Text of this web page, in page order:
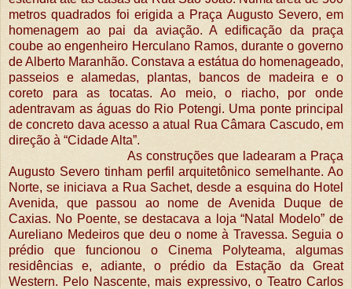
metros quadrados foi erigida a Praça Augusto Severo, em
homenagem ao pai da aviação. A edificação da praça
coube ao engenheiro Herculano Ramos, durante o governo
de Alberto Maranhão. Constava a estátua do homenageado,
passeios e alamedas, plantas, bancos de madeira e o
coreto para as tocatas. Ao meio, o riacho, por onde
adentravam as águas do Rio Potengi. Uma ponte principal
de concreto dava acesso a atual Rua Câmara Cascudo, em
direção à “Cidade Alta”.
As construções que ladearam a Praça
Augusto Severo tinham perfil arquitetônico semelhante. Ao
Norte, se iniciava a Rua Sachet, desde a esquina do Hotel
Avenida, que passou ao nome de Avenida Duque de
Caxias. No Poente, se destacava a loja “Natal Modelo” de
Aureliano Medeiros que deu o nome à Travessa. Seguia o
prédio que funcionou o Cinema Polyteama, algumas
residências e, adiante, o prédio da Estação da Great
Western. Pelo Nascente, mais expressivo, o Teatro Carlos